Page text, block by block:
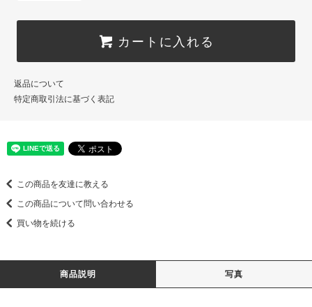
カートに入れる
返品について
特定商取引法に基づく表記
この商品を友達に教える
この商品について問い合わせる
買い物を続ける
商品説明 写真